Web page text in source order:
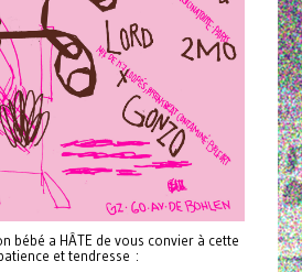
bébé a HÂTE de vous convier à cette
et tendresse :